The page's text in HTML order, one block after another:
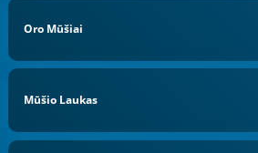
Oro Mūšiai
Mūšio Laukas